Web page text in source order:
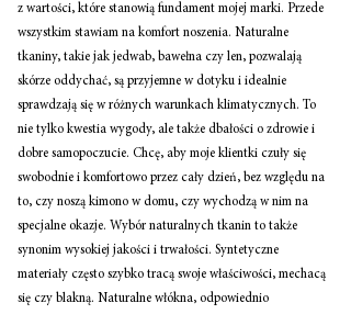
z wartości, które stanowią fundament mojej marki. Przede
wszystkim stawiam na komfort noszenia. Naturalne
tkaniny, takie jak jedwab, bawełna czy len, pozwalają
skórze oddychać, są przyjemne w dotyku i idealnie
sprawdzają się w różnych warunkach klimatycznych. To
nie tylko kwestia wygody, ale także dbałości o zdrowie i
dobre samopoczucie. Chcę, aby moje klientki czuły się
swobodnie i komfortowo przez cały dzień, bez względu na
to, czy noszą kimono w domu, czy wychodzą w nim na
specjalne okazje. Wybór naturalnych tkanin to także
synonim wysokiej jakości i trwałości. Syntetyczne
materiały często szybko tracą swoje właściwości, mechacą
się czy blakną. Naturalne włókna, odpowiednio